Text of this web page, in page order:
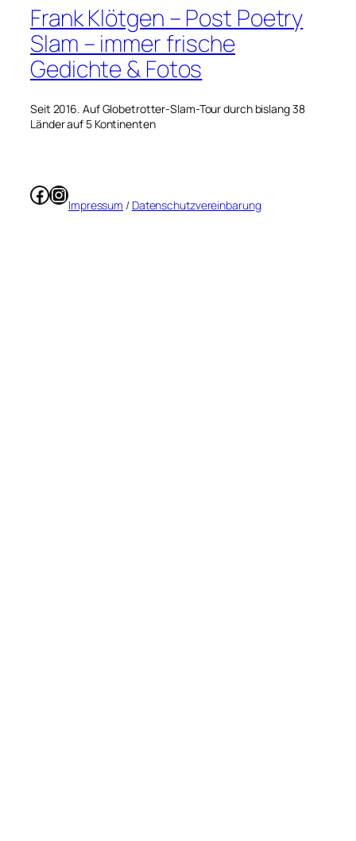
Frank Klötgen – Post Poetry
Slam – immer frische
Gedichte & Fotos
Seit 2016. Auf Globetrotter-Slam-Tour durch bislang 38
Länder auf 5 Kontinenten
Facebook
Instagram
Impressum / Datenschutzvereinbarung